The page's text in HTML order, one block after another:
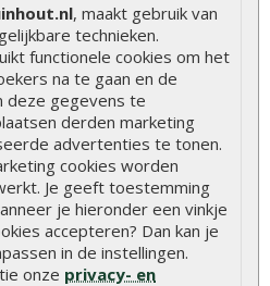
, maakt gebruik van
technieken.
functionele cookies om het
na te gaan en de
deze gegevens te
derden marketing
advertenties te tonen.
cookies worden
Je geeft toestemming
je hieronder een vinkje
accepteren? Dan kan je
in de instellingen.
onze privacy- en
cm
cm
x 280 cm
270 cm
190 cm (inclusief kozijn)
te openen raam (enkel glas)